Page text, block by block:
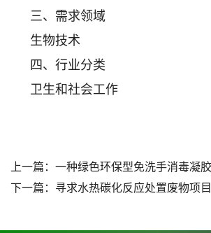
三、需求领域
生物技术
四、行业分类
卫生和社会工作
上一篇： 一种绿色环保型免洗手消毒凝
下一篇： 寻求水热碳化反应处置废物项目